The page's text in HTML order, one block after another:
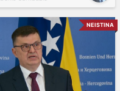
NEISTINA